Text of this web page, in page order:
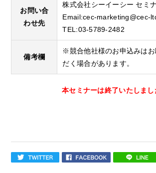
お問い合
わせ先
株式会社シーイーシー セミ
Email:cec-marketing@cec-
TEL:03-5789-2482
備考欄
※競合他社様のお申込みは
だく場合があります。
本セミナーは終了いたしまし